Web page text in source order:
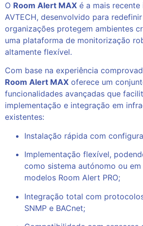
O Room Alert MAX é a mais
AVTECH, desenvolvido para
organizações protegem ambientes
uma plataforma de monitorização
altamente flexível.
Com base na experiência
Room Alert MAX oferece um
funcionalidades avançadas que
implementação e integração em
existentes:
Instalação rápida com
Implementação flexível,
como sistema autónomo ou
modelos Room Alert PRO;
Integração total com
SNMP e BACnet;